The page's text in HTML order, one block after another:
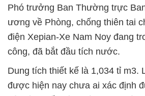
Phó trưởng Ban Thường trực
ương về Phòng, chống thiên tai
điện Xepian-Xe Nam Noy đang
công, đã bắt đầu tích nước.
Dung tích thiết kế là 1,034 tỉ m3.
được hiện nay chưa ai xác định